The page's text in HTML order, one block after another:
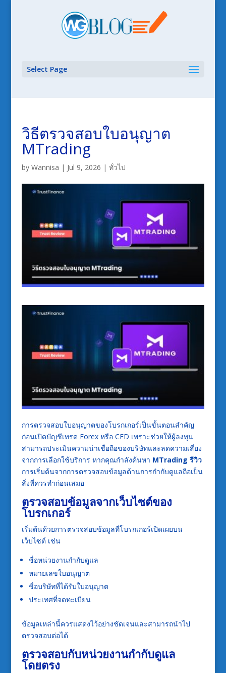
Select Page
วิธีตรวจสอบใบอนุญาต
MTrading
by Wannisa | Jul 9, 2026 | ทั่วไป
การตรวจสอบใบอนุญาตของโบรกเกอร์เป็นขั้นตอนสำคัญ
ก่อนเปิดบัญชีเทรด Forex หรือ CFD เพราะช่วยให้ผู้ลงทุน
สามารถประเมินความน่าเชื่อถือของบริษัทและลดความเสี่ยง
จากการเลือกใช้บริการ หากคุณกำลังค้นหา MTrading รีวิว
การเริ่มต้นจากการตรวจสอบข้อมูลด้านการกำกับดูแลถือเป็น
สิ่งที่ควรทำก่อนเสมอ
ตรวจสอบข้อมูลจากเว็บไซต์ของ
โบรกเกอร์
เริ่มต้นด้วยการตรวจสอบข้อมูลที่โบรกเกอร์เปิดเผยบน
เว็บไซต์ เช่น
ชื่อหน่วยงานกำกับดูแล
หมายเลขใบอนุญาต
ชื่อบริษัทที่ได้รับใบอนุญาต
ประเทศที่จดทะเบียน
ข้อมูลเหล่านี้ควรแสดงไว้อย่างชัดเจนและสามารถนำไป
ตรวจสอบต่อได้
ตรวจสอบกับหน่วยงานกำกับดูแล
โดยตรง